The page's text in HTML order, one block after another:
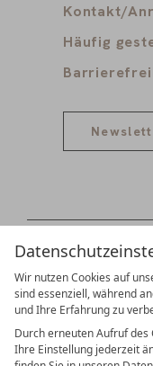
Wir nutzen Cookies auf
sind essenziell, während
und Ihre Erfahrung zu
Durch erneuten Aufruf des
Ihre Einstellung jederzeit
Kontakt/
Häufig
Digitale